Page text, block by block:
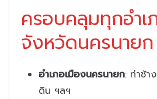
ครอบคลุมทุกอำเ
จังหวัดนครนายก
อำเภอเมืองนครนายก: ท่าช้า
ดิน ฯลฯ